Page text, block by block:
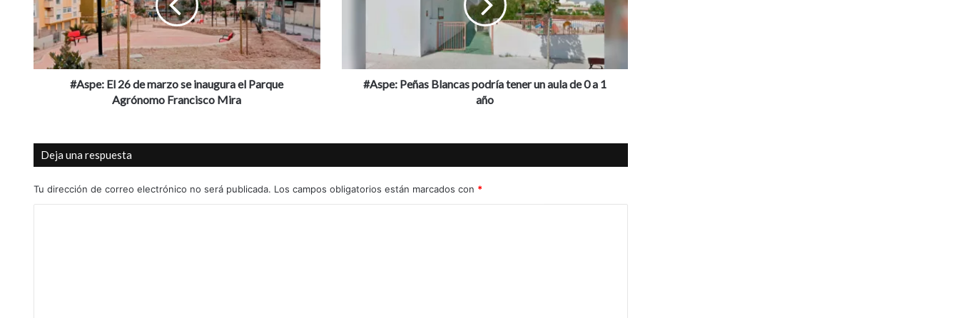
marzo
se
inaugura
el
Parque
Agrónomo#Aspe: El 26 de marzo se inaugura el Parque
Agrónomo Francisco Mira
0
#Aspe: Peñas Blancas podría tener un aula de 0 a 1
año
Deja una respuesta
Tu dirección de correo electrónico no será publicada. Los campos obligatorios están marcados con *